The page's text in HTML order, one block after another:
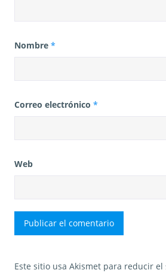
Nombre *
Correo electrónico *
Web
Este sitio usa Akismet para reducir el